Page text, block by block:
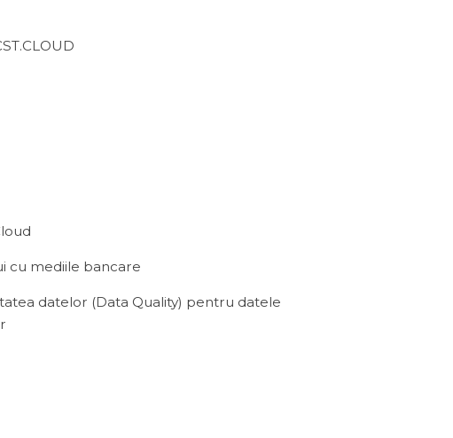
cu mediile bancare
datelor (Data Quality) pentru datele